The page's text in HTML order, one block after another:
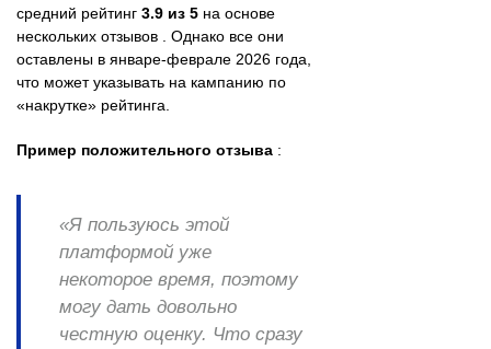
средний рейтинг 3.9 из 5 на основе
нескольких отзывов . Однако все они
оставлены в январе-феврале 2026 года,
что может указывать на кампанию по
«накрутке» рейтинга.
Пример положительного отзыва :
«Я пользуюсь этой
платформой уже
некоторое время, поэтому
могу дать довольно
честную оценку. Что сразу